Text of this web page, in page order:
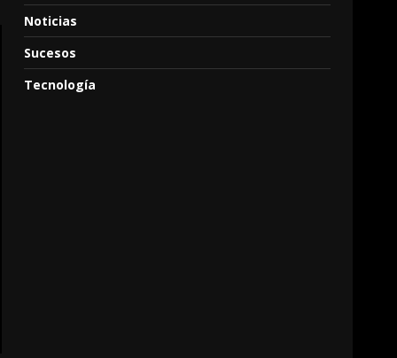
Noticias
Sucesos
Tecnología